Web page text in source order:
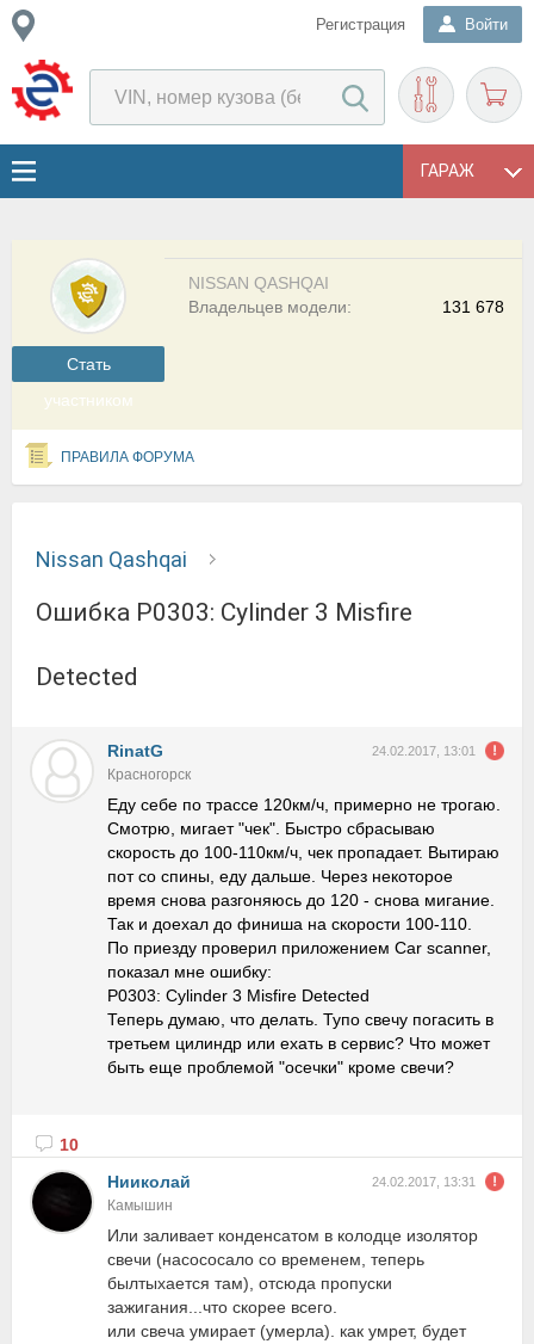
Регистрация Войти
ГАРАЖ
Cтать
участником
NISSAN QASHQAI
131 678
Владельцев модели:
ПРАВИЛА ФОРУМА
Nissan Qashqai
Ошибка P0303: Cylinder 3 Misfire
Detected
RinatG 24.02.2017, 13:01
Красногорск
Еду себе по трассе 120км/ч, примерно не трогаю.
Смотрю, мигает "чек". Быстро сбрасываю
скорость до 100-110км/ч, чек пропадает. Вытираю
пот со спины, еду дальше. Через некоторое
время снова разгоняюсь до 120 - снова мигание.
Так и доехал до финиша на скорости 100-110.
По приезду проверил приложением Car scanner,
показал мне ошибку:
P0303: Cylinder 3 Misfire Detected
Теперь думаю, что делать. Тупо свечу погасить в
третьем цилиндр или ехать в сервис? Что может
быть еще проблемой "осечки" кроме свечи?
10
Нииколай
24.02.2017, 13:31
Камышин
Или заливает конденсатом в колодце изолятор
свечи (насососало со временем, теперь
былтыхается там), отсюда пропуски
зажигания...что скорее всего.
или свеча умирает (умерла). как умрет, будет